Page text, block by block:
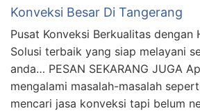
Konveksi Besar Di Tangerang
Pusat Konveksi Berkualitas dengan
Solusi terbaik yang siap melayani
anda… PESAN SEKARANG JUGA
mengalami masalah-masalah
mencari jasa konveksi tapi belum